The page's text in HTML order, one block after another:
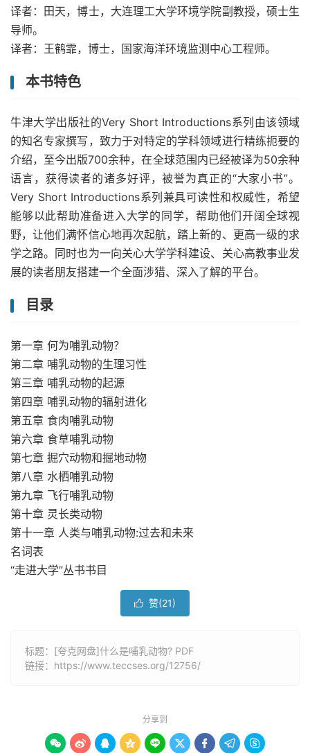
译者：田天，博士，大连理工大学环境学院副教授，硕士生
导师。
译者：王鹤霏，博士，国家海洋环境监测中心工程师。
本书特色
牛津大学出版社的Very Short Introductions系列由该领域
的知名专家撰写，致力于对特定的学科领域进行精练扼要的
介绍，至今出版700余种，在全球范围内已经被译为50余种
语言，获得读者的诸多好评，被誉为真正的“大家小书”。
Very Short Introductions系列兼具可读性和权威性，希望
能够以此帮助准备进入大学的同学，帮助他们开阔全球视
野，让他们满怀信心地再次起航，踏上新的、更高一级的求
学之路。同时也为一向关心大学学科建设、关心高教事业发
展的读者朋友搭建一个全面涉猎、深入了解的平台。
目录
第一章 何为哺乳动物？
第二章 哺乳动物的生理习性
第三章 哺乳动物的起源
第四章 哺乳动物的辐射进化
第五章 食肉哺乳动物
第六章 食草哺乳动物
第七章 掘穴动物和掘地动物
第八章 水栖哺乳动物
第九章 飞行哺乳动物
第十章 灵长类动物
第十一章 人类与哺乳动物:过去和未来
名词表
“走进大学”丛书书目
 赞(21)
标题：[夸克网盘]什么是哺乳动物? PDF
链接： https://www.teccses.org/12756/
分享到
        